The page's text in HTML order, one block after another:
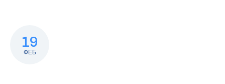
19
ФЕБ